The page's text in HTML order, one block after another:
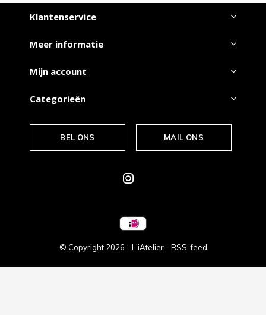
Klantenservice
Meer informatie
Mijn account
Categorieën
BEL ONS MAIL ONS
© Copyright 2026 - L'iAtelier - RSS-feed